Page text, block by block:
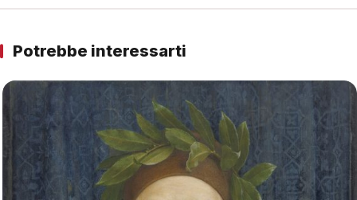
Potrebbe interessarti